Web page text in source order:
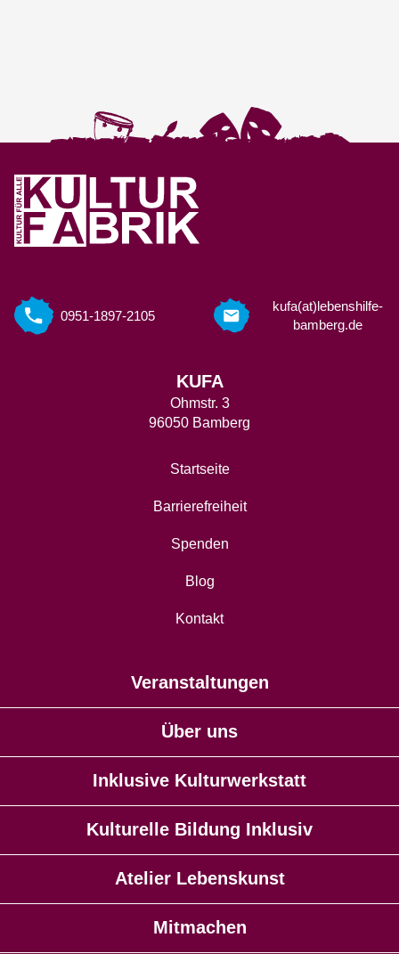
0951-1897-2105
kufa(at)lebenshilfe-
bamberg.de
KUFA
Ohmstr. 3
96050 Bamberg
Startseite
Barrierefreiheit
Spenden
Blog
Kontakt
Veranstaltungen
Über uns
Inklusive Kulturwerkstatt
Kulturelle Bildung Inklusiv
Atelier Lebenskunst
Mitmachen